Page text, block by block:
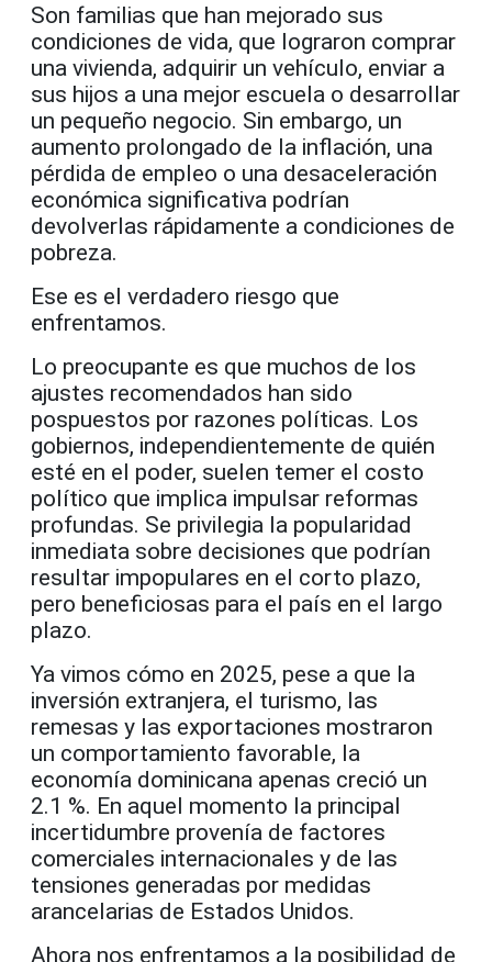
Son familias que han mejorado sus
condiciones de vida, que lograron comprar
una vivienda, adquirir un vehículo, enviar a
sus hijos a una mejor escuela o desarrollar
un pequeño negocio. Sin embargo, un
aumento prolongado de la inflación, una
pérdida de empleo o una desaceleración
económica significativa podrían
devolverlas rápidamente a condiciones de
pobreza.
Ese es el verdadero riesgo que
enfrentamos.
Lo preocupante es que muchos de los
ajustes recomendados han sido
pospuestos por razones políticas. Los
gobiernos, independientemente de quién
esté en el poder, suelen temer el costo
político que implica impulsar reformas
profundas. Se privilegia la popularidad
inmediata sobre decisiones que podrían
resultar impopulares en el corto plazo,
pero beneficiosas para el país en el largo
plazo.
Ya vimos cómo en 2025, pese a que la
inversión extranjera, el turismo, las
remesas y las exportaciones mostraron
un comportamiento favorable, la
economía dominicana apenas creció un
2.1 %. En aquel momento la principal
incertidumbre provenía de factores
comerciales internacionales y de las
tensiones generadas por medidas
arancelarias de Estados Unidos.
Ahora nos enfrentamos a la posibilidad de